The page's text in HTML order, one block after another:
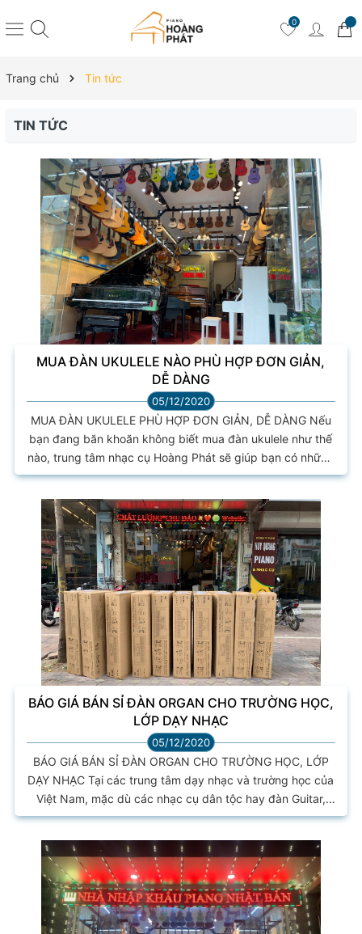
0
Trang chủ Tin tức
TIN TỨC
MUA ĐÀN UKULELE NÀO PHÙ HỢP ĐƠN GIẢN,
DỄ DÀNG
05/12/2020
MUA ĐÀN UKULELE PHÙ HỢP ĐƠN GIẢN, DỄ DÀNG Nếu
bạn đang băn khoăn không biết mua đàn ukulele như thế
nào, trung tâm nhạc cụ Hoàng Phát sẽ giúp bạn có những
tham khảo hữu ích. Trong số những loại nhạc cụ phổ biến
với nhiều người. Đây là loại nhạc cụ được các bạn trẻ, sinh
viên yêu thích vì âm thanh vui nhộn, không mất nhiều...
BÁO GIÁ BÁN SỈ ĐÀN ORGAN CHO TRƯỜNG HỌC,
LỚP DẠY NHẠC
05/12/2020
BÁO GIÁ BÁN SỈ ĐÀN ORGAN CHO TRƯỜNG HỌC, LỚP
DẠY NHẠC Tại các trung tâm dạy nhạc và trường học của
Việt Nam, mặc dù các nhạc cụ dân tộc hay đàn Guitar,
đàn Piano điện, đàn Piano cơ, nhạc cụ hiện đại...ngày
nhạc song đàn Keyboard Organ vẫn là nhạc cụ được dạy
nhiều nhất & phổ biến nhất. Cùng xem ngay lý do tại sao
đàn Organ lại...